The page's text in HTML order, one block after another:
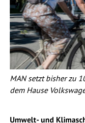
MAN setzt bisher zu
dem Hause
Umwelt- und